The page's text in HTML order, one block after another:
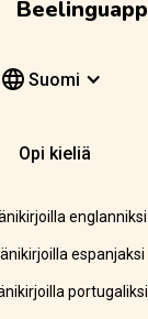
Beelinguapp
Suomi
Opi kieliä
englanniksi
espanjaksi
portugaliksi